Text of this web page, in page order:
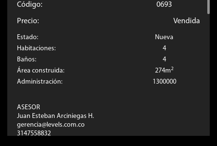
Código: 0693
Precio: Vendida
Estado:
Nueva
Habitaciones:
4
Baños:
4
Área construida:
274m2
Administración: 1300000
ASESOR
Juan Esteban Arciniegas H.
gerencia@levels.com.co
3147558832